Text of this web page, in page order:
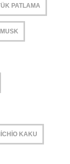
PATLAMA
KAKU